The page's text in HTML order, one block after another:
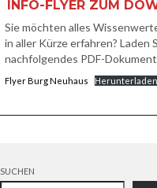
INFO-FLYER ZUM
Sie möchten alles
in aller Kürze erfahren? Laden
nachfolgendes PDF-
Flyer Burg Neuhaus Herunterladen
SUCHEN